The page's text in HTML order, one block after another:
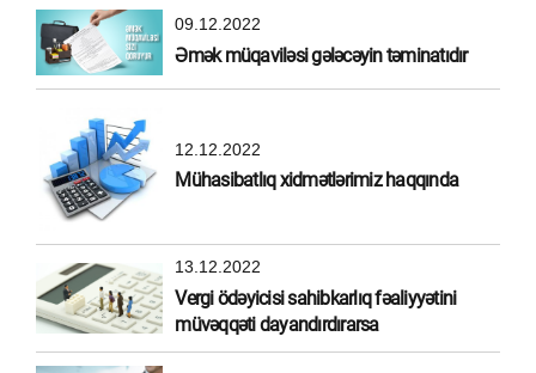
09.12.2022
Əmək müqaviləsi gələcəyin təminatıdır
12.12.2022
Mühasibatlıq xidmətlərimiz haqqında
13.12.2022
Vergi ödəyicisi sahibkarlıq fəaliyyətini
müvəqqəti dayandırdırarsa